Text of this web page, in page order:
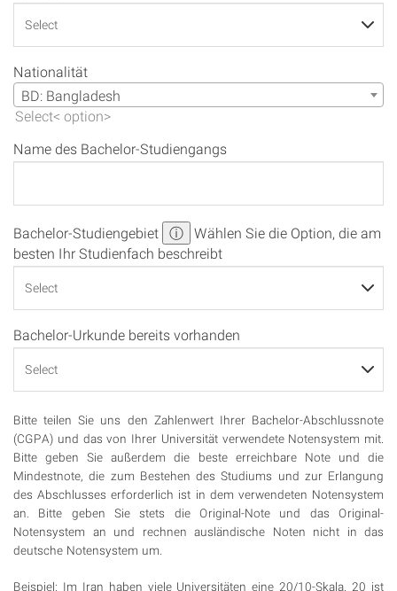
Nationalität
BD: Bangladesh
Name des Bachelor-Studiengangs
Bachelor-Studiengebiet ⓘ Wählen Sie die Option, die am
besten Ihr Studienfach beschreibt
Bachelor-Urkunde bereits vorhanden
Bitte teilen Sie uns den Zahlenwert Ihrer Bachelor-Abschlussnote
(CGPA) und das von Ihrer Universität verwendete Notensystem mit.
Bitte geben Sie außerdem die beste erreichbare Note und die
Mindestnote, die zum Bestehen des Studiums und zur Erlangung
des Abschlusses erforderlich ist in dem verwendeten Notensystem
an. Bitte geben Sie stets die Original-Note und das Original-
Notensystem an und rechnen ausländische Noten nicht in das
deutsche Notensystem um.
Beispiel: Im Iran haben viele Universitäten eine 20/10-Skala. 20 ist